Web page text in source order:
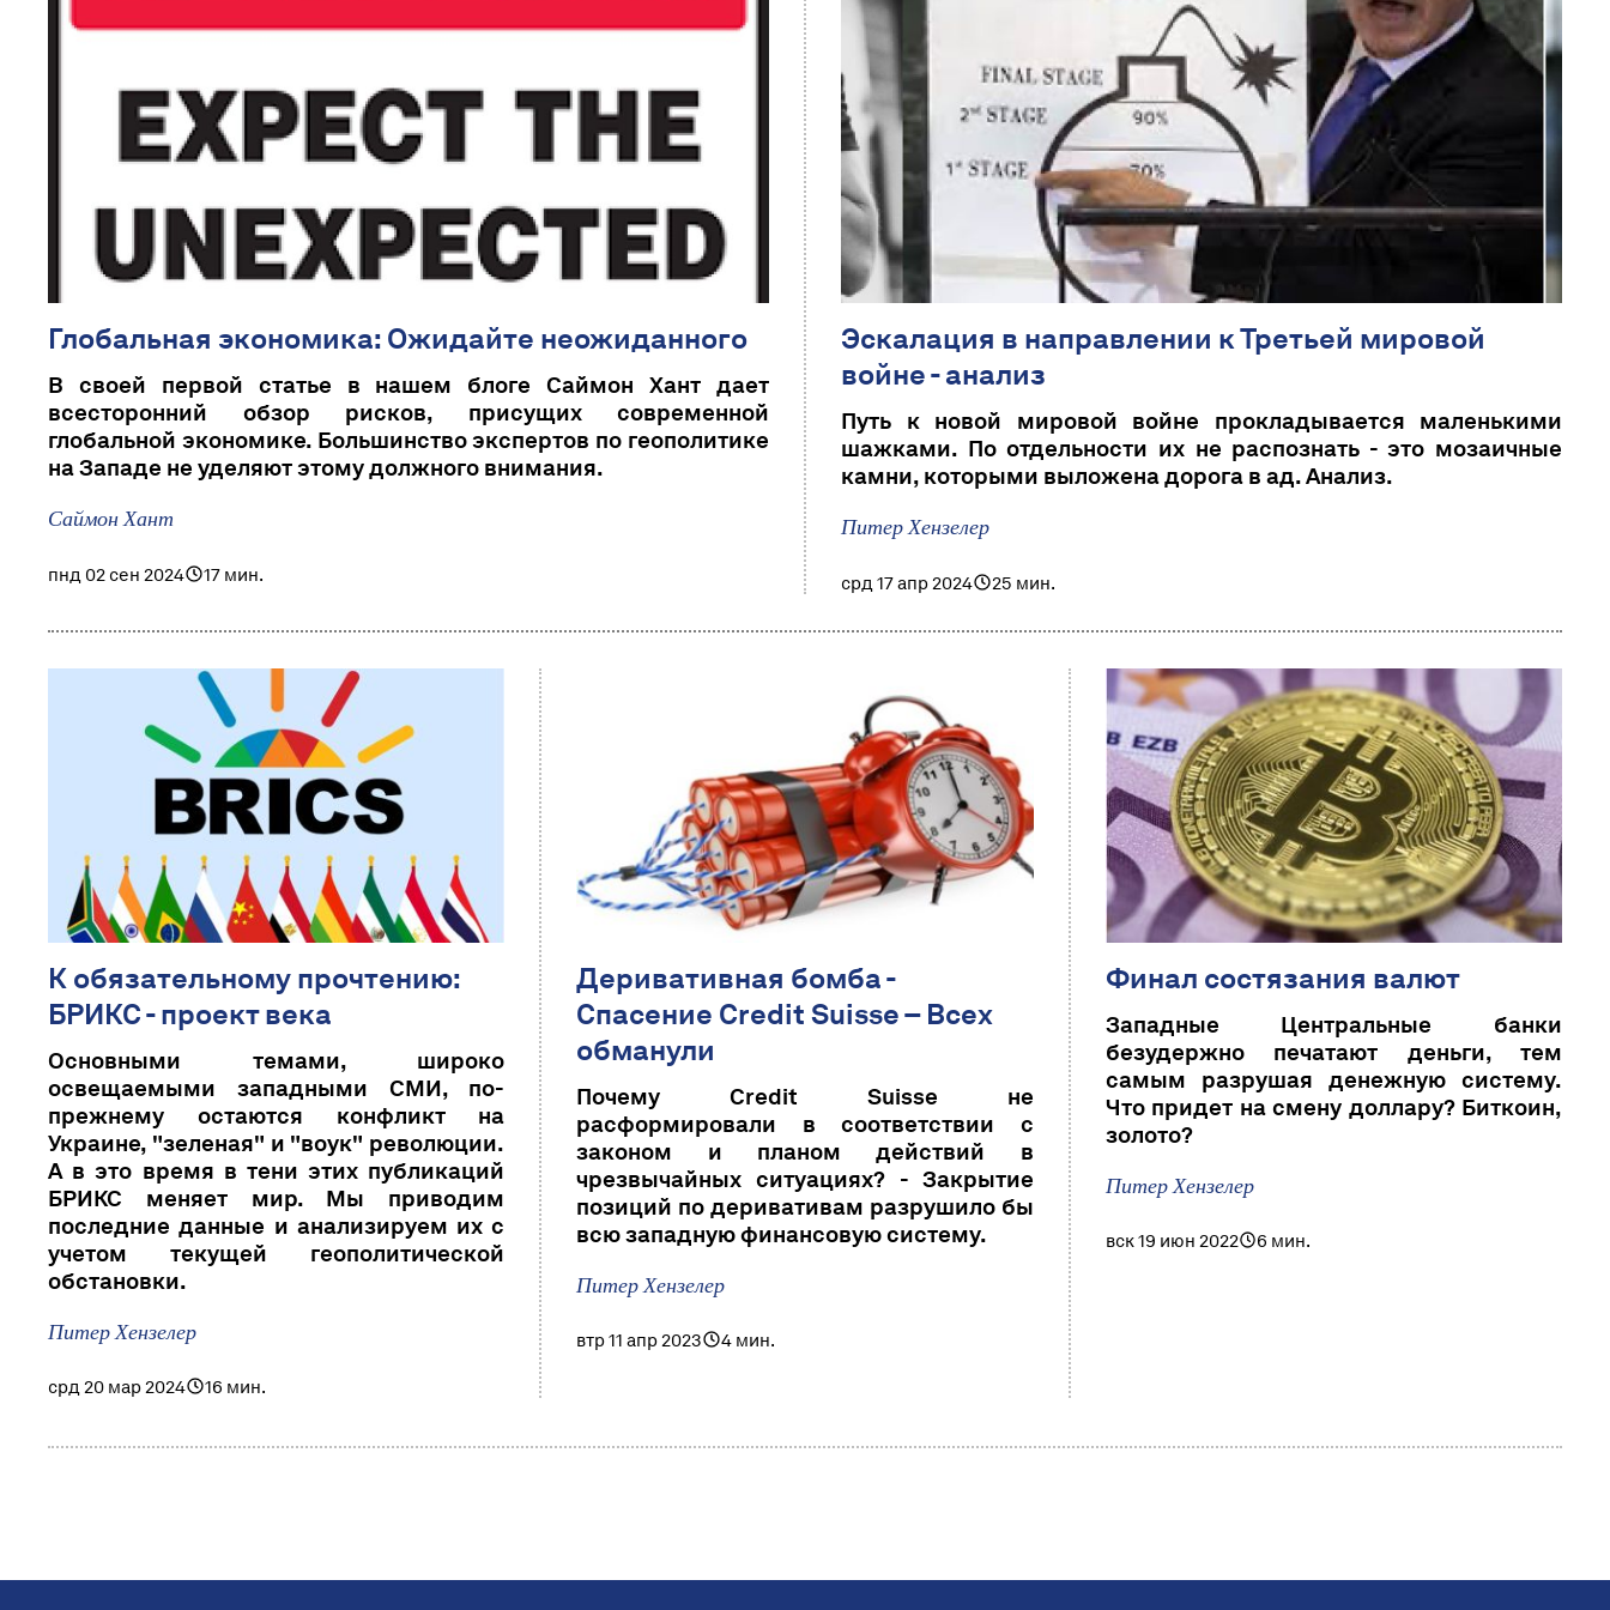
Глобальная экономика: Ожидайте неожиданного
В своей первой статье в нашем блоге Саймон Хант дает
всесторонний обзор рисков, присущих современной
глобальной экономике. Большинство экспертов по геополитике
на Западе не уделяют этому должного внимания.
Саймон Хант
пнд 02 сен 2024 17 мин.
Эскалация в направлении к Третьей мировой
войне - анализ
Путь к новой мировой войне прокладывается маленькими
шажками. По отдельности их не распознать - это мозаичные
камни, которыми выложена дорога в ад. Анализ.
Питер Хензелер
срд 17 апр 2024 25 мин.
К обязательному прочтению:
БРИКС - проект века
Основными темами, широко
освещаемыми западными СМИ, по-
прежнему остаются конфликт на
Украине, "зеленая" и "воук" революции.
А в это время в тени этих публикаций
БРИКС меняет мир. Мы приводим
последние данные и анализируем их с
учетом текущей геополитической
обстановки.
Питер Хензелер
срд 20 мар 2024 16 мин.
Деривативная бомба -
Спасение Credit Suisse – Всех
обманули
Почему Credit Suisse не
расформировали в соответствии с
законом и планом действий в
чрезвычайных ситуациях? - Закрытие
позиций по деривативам разрушило бы
всю западную финансовую систему.
Питер Хензелер
втр 11 апр 2023 4 мин.
Финал состязания валют
Западные Центральные банки
безудержно печатают деньги, тем
самым разрушая денежную систему.
Что придет на смену доллару? Биткоин,
золото?
Питер Хензелер
вск 19 июн 2022 6 мин.